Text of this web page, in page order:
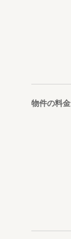
物件の料金